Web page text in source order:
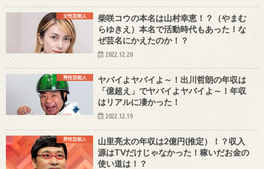
女性芸能人
柴咲コウの本名は山村幸恵！？（やまむ
らゆきえ）本名で活動時代もあった！な
ぜ芸名にかえたのか！？
2022.12.20
男性芸能人
ヤバイよヤバイよ～！出川哲朗の年収は
「億超え」でヤバイよヤバイよ～！年収
はリアルに凄かった！
2022.12.19
男性芸能人
山里亮太の年収は2億円(推定）！？収入
源はTVだけじゃなかった！稼いだお金の
使い道は！？